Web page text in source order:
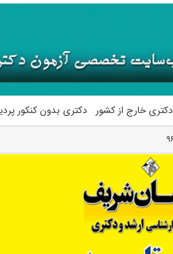
دکتری خارج از کشور دکتری بدون کنکور